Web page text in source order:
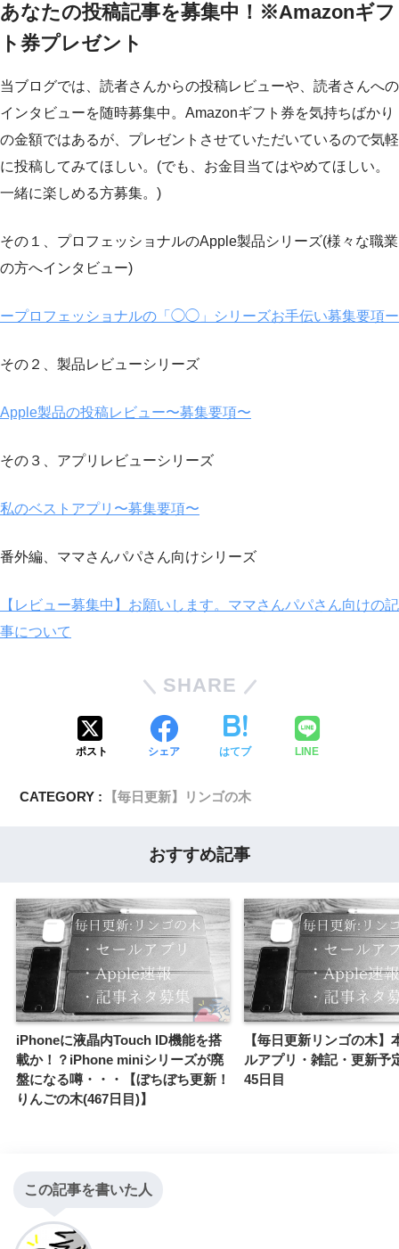
あなたの投稿記事を募集中！※Amazonギフ
ト券プレゼント
当ブログでは、読者さんからの投稿レビューや、読者さんへの
インタビューを随時募集中。Amazonギフト券を気持ちばかり
の金額ではあるが、プレゼントさせていただいているので気軽
に投稿してみてほしい。(でも、お金目当てはやめてほしい。
一緒に楽しめる方募集。)
その１、プロフェッショナルのApple製品シリーズ(様々な職業
の方へインタビュー)
ープロフェッショナルの「◯◯」シリーズお手伝い募集要項ー
その２、製品レビューシリーズ
Apple製品の投稿レビュー〜募集要項〜
その３、アプリレビューシリーズ
私のベストアプリ〜募集要項〜
番外編、ママさんパパさん向けシリーズ
【レビュー募集中】お願いします。ママさんパパさん向けの記
事について
SHARE
ポスト シェア はてブ LINE
CATEGORY : 【毎日更新】リンゴの木
おすすめ記事
iPhoneに液晶内Touch ID機能を搭
載か！？iPhone miniシリーズが廃
盤になる噂・・・【ぼちぼち更新！
りんごの木(467日目)】
【毎日更新リンゴの木】
ルアプリ・雑記・更新予
45日目
この記事を書いた人